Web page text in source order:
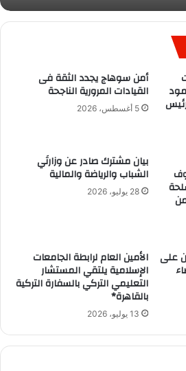
أمن سوهاج يجدد الثقة فى
القيادات المرورية الناجحة
5 أغسطس، 2026
بيان مشترك صادر عن وزارتَي
الشباب والرياضة والمالية
28 يوليو، 2026
على الأمين العام لرابطة الجامعات
الإسلامية يلتقي المستشار
التعليمي التركي بالسفارة التركية
بالقاهرة*
13 يوليو، 2026